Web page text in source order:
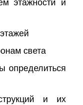
света
определиться
и их